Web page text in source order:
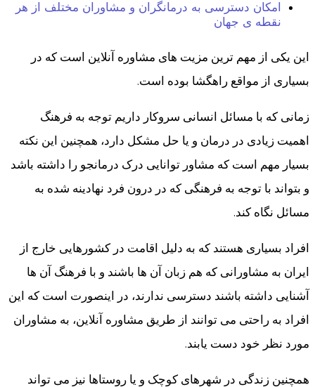
امکان دسترسی به درمانگران و مشاوران مختلف از هر
نقطه ی جهان
این یکی از مهم ترین مزیت های مشاوره آنلاین است که در
بسیاری از مواقع راهگشا بوده است.
زمانی که با مسائل انسانی سروکار داریم توجه به فرهنگ
اهمیت زیادی در درمان و یا حل مشکل دارد، همچنین این نکته
بسیار مهم است که مشاور توانایی درک درمانجو را داشته باشد
و بتواند با توجه به فرهنگی که در درون فرد نهادینه شده به
مسائل نگاه کند.
افراد بسیاری هستند که به دلیل اقامت در کشورهایی خارج از
ایران به مشاورانی که هم زبان آن ها باشند و با فرهنگ آن ها
آشنایی داشته باشند دسترسی ندارند، در اینصورت است که این
افراد به راحتی می توانند از طریق مشاوره آنلاین، به مشاوران
مورد نظر خود دست یابند.
همچنین زندگی در شهرهای کوچک و یا روستاها نیز می تواند